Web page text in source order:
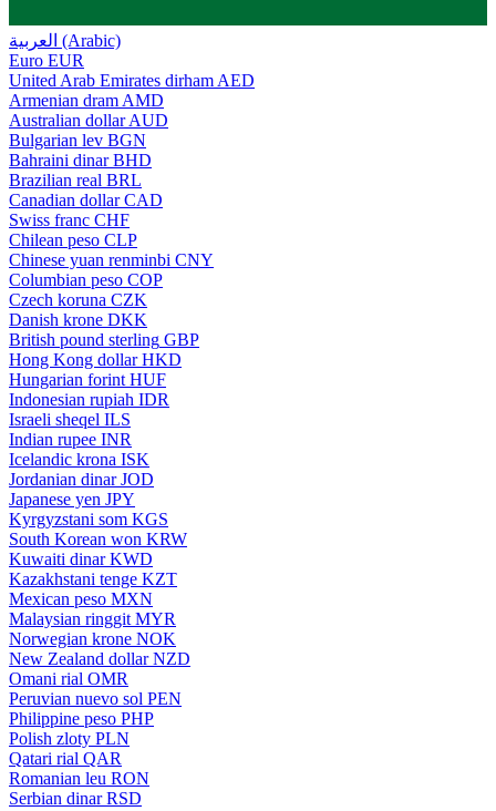
العربية (Arabic)
Euro EUR
United Arab Emirates dirham AED
Armenian dram AMD
Australian dollar AUD
Bulgarian lev BGN
Bahraini dinar BHD
Brazilian real BRL
Canadian dollar CAD
Swiss franc CHF
Chilean peso CLP
Chinese yuan renminbi CNY
Columbian peso COP
Czech koruna CZK
Danish krone DKK
British pound sterling GBP
Hong Kong dollar HKD
Hungarian forint HUF
Indonesian rupiah IDR
Israeli sheqel ILS
Indian rupee INR
Icelandic krona ISK
Jordanian dinar JOD
Japanese yen JPY
Kyrgyzstani som KGS
South Korean won KRW
Kuwaiti dinar KWD
Kazakhstani tenge KZT
Mexican peso MXN
Malaysian ringgit MYR
Norwegian krone NOK
New Zealand dollar NZD
Omani rial OMR
Peruvian nuevo sol PEN
Philippine peso PHP
Polish zloty PLN
Qatari rial QAR
Romanian leu RON
Serbian dinar RSD